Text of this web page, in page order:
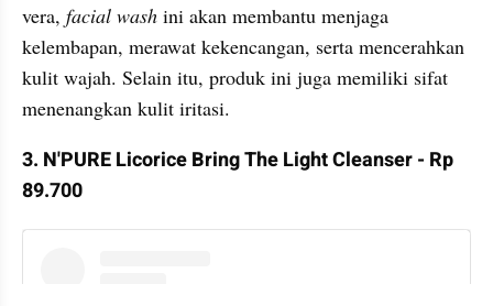
vera, facial wash ini akan membantu menjaga
kelembapan, merawat kekencangan, serta mencerahkan
kulit wajah. Selain itu, produk ini juga memiliki sifat
menenangkan kulit iritasi.
3. N'PURE Licorice Bring The Light Cleanser - Rp
89.700